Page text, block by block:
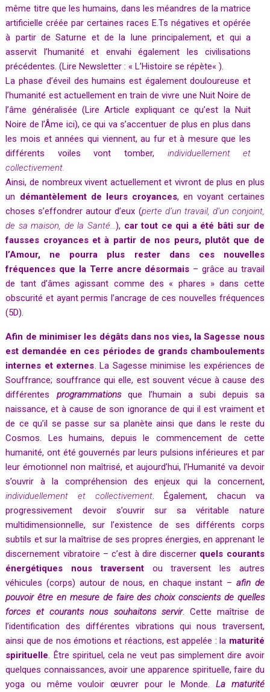
même titre que les humains, dans les méandres de la matrice
artificielle créée par certaines races E.Ts négatives et opérée
à partir de Saturne et de la lune principalement, et qui a
asservit l’humanité et envahi également les civilisations
précédentes. (Lire Newsletter : «L’Histoire se répète« ).
La phase d’éveil des humains est également douloureuse et
l’humanité est actuellement en train de vivre une Nuit Noire de
l’âme généralisée (Lire Article expliquant ce qu’est la Nuit
Noire de l’Âme ici), ce qui va s’accentuer de plus en plus dans
les mois et années qui viennent, au fur et à mesure que les
différents voiles vont tomber, individuellement et
collectivement.
Ainsi, de nombreux vivent actuellement et vivront de plus en plus
un démantèlement de leurs croyances, en voyant certaines
choses s’effondrer autour d’eux (perte d’un travail, d’un conjoint,
de sa maison, de la Santé…), car tout ce qui a été bâti sur de
fausses croyances et à partir de nos peurs, plutôt que de
l’Amour, ne pourra plus rester dans ces nouvelles
fréquences que la Terre ancre désormais – grâce au travail
de tant d’âmes agissant comme des « phares » dans cette
obscurité et ayant permis l’ancrage de ces nouvelles fréquences
(5D).
Afin de minimiser les dégâts dans nos vies, la Sagesse nous
est demandée en ces périodes de grands chamboulements
internes et externes. La Sagesse minimise les expériences de
Souffrance; souffrance qui elle, est souvent vécue à cause des
différentes programmationsque l’humain a subi depuis sa
naissance, et à cause de son ignorance de qui il est vraiment et
de ce qu’il se passe sur sa planète ainsi que dans le reste du
Cosmos. Les humains, depuis le commencement de cette
humanité, ont été gouvernés par leurs pulsions inférieures et par
leur émotionnel non maîtrisé, et aujourd’hui, l’Humanité va devoir
s’ouvrir à la compréhension des enjeux qui la concernent,
individuellement et collectivement. Également, chacun va
progressivement devoir s’ouvrir sur sa véritable nature
multidimensionnelle, sur l’existence de ses différents corps
subtils et sur la maîtrise de ses propres énergies, en apprenant le
discernement vibratoire – c’est à dire discerner quels courants
énergétiques nous traversentou traversent les autres
véhicules (corps) autour de nous, en chaque instant – afin de
pouvoir être en mesure de faire des choix conscients de quelles
forces et courants nous souhaitons servir. Cette maîtrise de
l’identification des différentes vibrations qui nous traversent,
ainsi que de nos émotions et réactions, est appelée : la maturité
spirituelle. Être spirituel, cela ne veut pas simplement dire avoir
quelques connaissances, avoir une apparence spirituelle, faire du
yoga ou même vouloir œuvrer pour le Monde. La maturité